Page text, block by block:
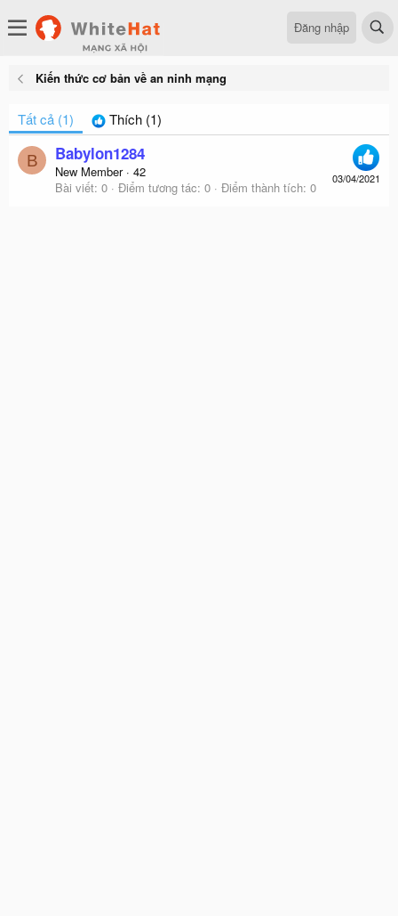
Đăng nhập
Kiến thức cơ bản về an ninh mạng
Tất cả (1) Thích (1)
B
03/04/2021
Babylon1284
New Member · 42
Bài viết 0 Điểm tương tác 0 Điểm thành tích 0